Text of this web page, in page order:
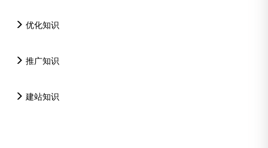
优化知识
推广知识
建站知识